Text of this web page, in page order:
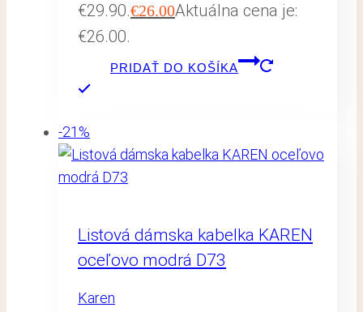
€29.90.€26.00Aktuálna cena je:
€26.00.
PRIDAŤ DO KOŠÍKA
-21%
Listová dámska kabelka KAREN
oceľovo modrá D73
Karen